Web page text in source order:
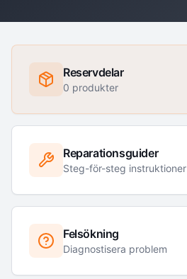
Reservdelar
0 produkter
Reparationsguider
Steg-för-steg instruktioner
Felsökning
Diagnostisera problem